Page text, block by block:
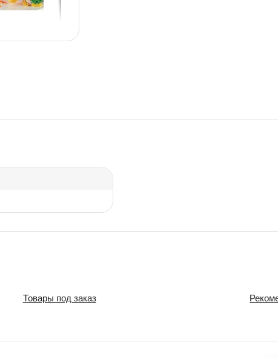
Товары под заказ